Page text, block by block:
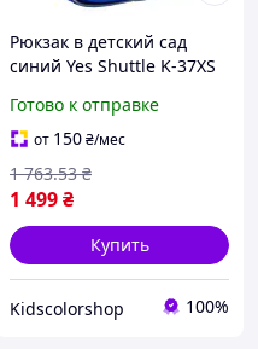
Рюкзак в детский сад
синий Yes Shuttle K-37XS
детей маленький рюкзак
для мальчика детские
рюкзаки
Готово к отправке
от 150₴/мес
1 499₴
1 763.53 ₴
Купить
Kidscolorshop 100%